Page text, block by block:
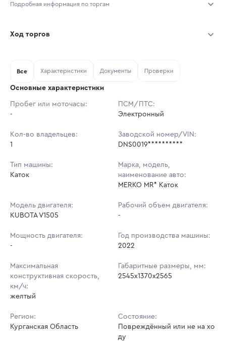
Подробная информация по торгам
Тип аукциона: Открытые торги
Шаг торгов: 5 000 ₽
Кол-во ставок:
Ход торгов
Ставок не найдено
в аукционах
Все Характеристики Документы Проверки
Основные характеристики
Пробег или моточасы:
-
ПСМ/ПТС:
Электронный
Кол-во владельцев:
1
Заводской номер/VIN:
DNS0019**********
Тип машины:
Каток
Марка, модель,
наименование авто:
MERKO MR* Каток
Модель двигателя:
KUBOTA V1505
Рабочий объем двигателя:
-
Мощность двигателя:
-
Год производства машины:
2022
Максимальная
конструктивная скорость,
км/ч:
желтый
Габаритные размеры, мм:
2545х1370х2565
Регион:
Курганская Область
Состояние:
Повреждённый или не на хо
ду